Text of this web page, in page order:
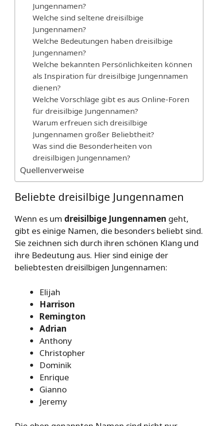
Jungennamen?
Welche sind seltene dreisilbige
Jungennamen?
Welche Bedeutungen haben dreisilbige
Jungennamen?
Welche bekannten Persönlichkeiten können
als Inspiration für dreisilbige Jungennamen
dienen?
Welche Vorschläge gibt es aus Online-Foren
für dreisilbige Jungennamen?
Warum erfreuen sich dreisilbige
Jungennamen großer Beliebtheit?
Was sind die Besonderheiten von
dreisilbigen Jungennamen?
Quellenverweise
Beliebte dreisilbige Jungennamen
Wenn es um dreisilbige Jungennamen geht,
gibt es einige Namen, die besonders beliebt sind.
Sie zeichnen sich durch ihren schönen Klang und
ihre Bedeutung aus. Hier sind einige der
beliebtesten dreisilbigen Jungennamen:
Elijah
Harrison
Remington
Adrian
Anthony
Christopher
Dominik
Enrique
Gianno
Jeremy